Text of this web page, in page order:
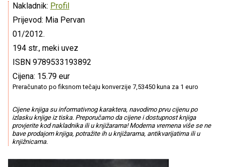
Nakladnik: Profil
Prijevod: Mia Pervan
01/2012.
194 str., meki uvez
ISBN 9789533193892
Cijena: 15.79 eur
Preračunato po fiksnom tečaju konverzije 7,53450 kuna za 1 euro
Cijene knjiga su informativnog karaktera, navodimo prvu cijenu po
izlasku knjige iz tiska. Preporučamo da cijene i dostupnost knjiga
provjerite kod nakladnika ili u knjižarama! Moderna vremena više se ne
bave prodajom knjiga, potražite ih u knjižarama, antikvarijatima ili u
knjižnicama.